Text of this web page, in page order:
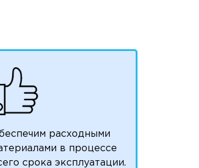
расходными
в процессе
срока эксплуатации.